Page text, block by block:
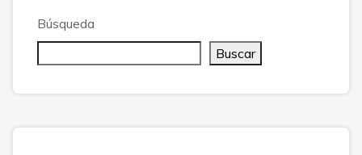
Búsqueda
Buscar